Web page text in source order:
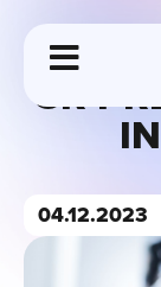
3R
04.12.2023